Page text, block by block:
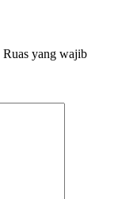
Ruas yang wajib